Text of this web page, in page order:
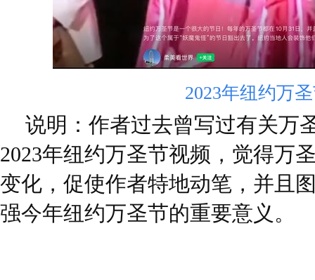
2023年纽约万
说明：作者过去曾写过有关万
2023年纽约万圣节视频，觉得万
变化，促使作者特地动笔，并且
强今年纽约万圣节的重要意义。